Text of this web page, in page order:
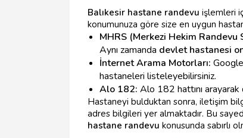
Balıkesir hastane randevu işlemleri
konumunuza göre size en uygun
MHRS (Merkezi Hekim Randevu
Aynı zamanda devlet hastanesi
İnternet Arama Motorları:
hastaneleri listeleyebilirsiniz.
Alo 182: Alo 182 hattını arayarak
Hastaneyi bulduktan sonra, iletişim
adres bilgileri yer almaktadır. Bu
hastane randevu konusunda sabırlı